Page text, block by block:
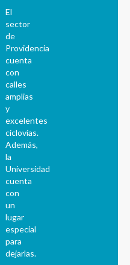
El
sector
de
Providencia
cuenta
con
calles
amplias
y
excelentes
ciclovías.
Además,
la
Universidad
cuenta
con
un
lugar
especial
para
dejarlas.